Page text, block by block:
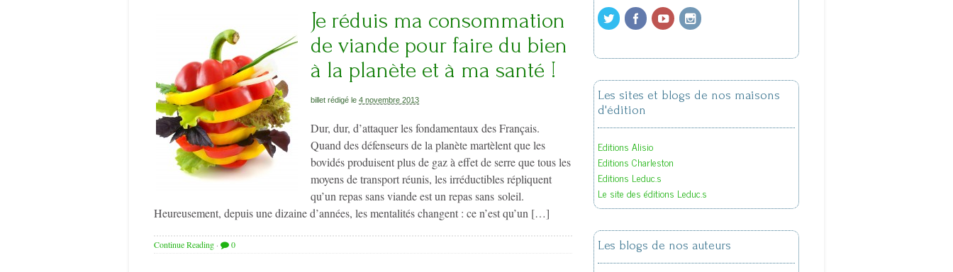
Je réduis ma consommation
de viande pour faire du bien
à la planète et à ma santé !
billet rédigé le 4 novembre 2013
Dur, dur, d’attaquer les fondamentaux des Français.
Quand des défenseurs de la planète martèlent que les
bovidés produisent plus de gaz à effet de serre que tous les
moyens de transport réunis, les irréductibles répliquent
qu’un repas sans viande est un repas sans soleil.
Heureusement, depuis une dizaine d’années, les mentalités changent : ce n’est qu’un […]
Continue Reading · 0
Les sites et blogs de nos maisons
d'édition
Editions Alisio
Editions Charleston
Editions Leduc.s
Le site des éditions Leduc.s
Les blogs de nos auteurs